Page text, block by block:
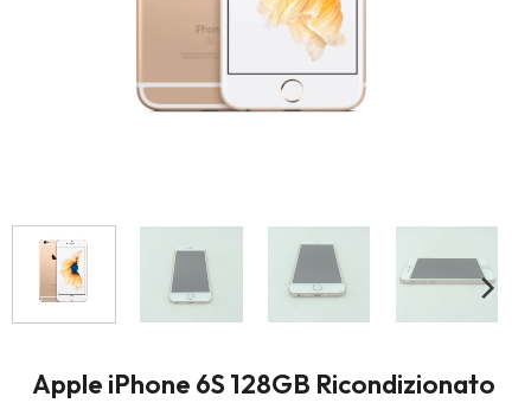
Apple iPhone 6S 128GB Ricondizionato